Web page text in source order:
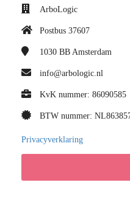
ArboLogic
Postbus 37607
1030 BB Amsterdam
info@arbologic.nl
KvK nummer: 86090585
BTW nummer:
Privacyverklaring